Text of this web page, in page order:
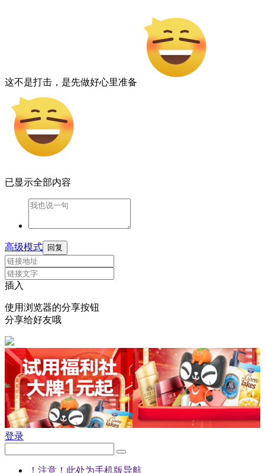
这不是打击，是先做好心里准备
已显示全部内容
高级模式 回复
插入
使用浏览器的分享按钮
分享给好友哦
登录
！注意！此处为手机版导航